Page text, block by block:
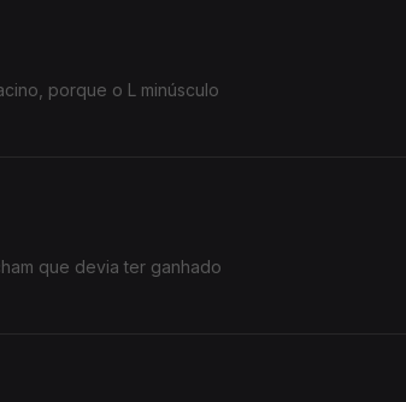
porque o L minúsculo
que devia ter ganhado